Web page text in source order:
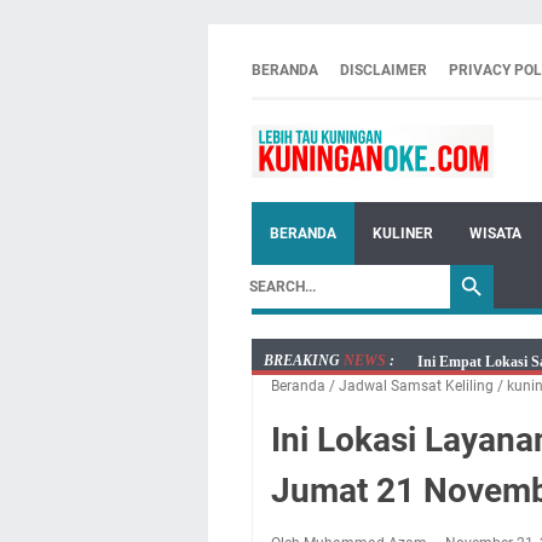
BERANDA DISCLAIMER PRIVACY
BERANDA KULINER WISATA
BREAKING NEWS :
Ini Empat Lokasi
Jumat 7 Agustus
Embun Pagi
Tetap Berjalan
Salat Lima Waktu
Beranda / Jadwal Samsat Keliling /
Ini Lokasi
Jumat 21